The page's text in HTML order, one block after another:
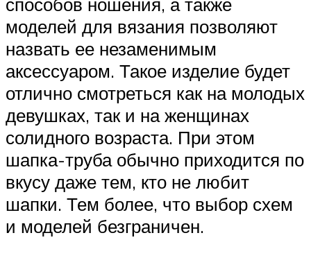
моделей для вязания позволяют
назвать ее незаменимым
аксессуаром. Такое изделие будет
отлично смотреться как на молодых
девушках, так и на женщинах
солидного возраста. При этом
шапка-труба обычно приходится по
вкусу даже тем, кто не любит
шапки. Тем более, что выбор схем
и моделей безграничен.